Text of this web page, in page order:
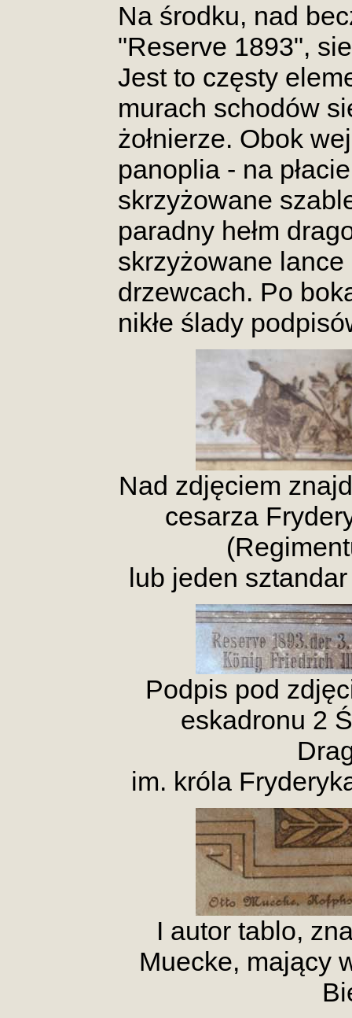
Na środku, nad
"Reserve 1893",
Jest to częsty
murach schodów
żołnierze. Obok
panoplia - na
skrzyżowane
paradny hełm
skrzyżowane
drzewcach. Po
nikłe ślady
Nad zdjęciem
cesarza
lub jeden
Podpis pod
eskadronu 2
im. króla
I autor tablo,
Muecke, mający